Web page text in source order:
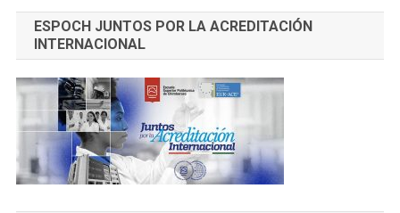
ESPOCH JUNTOS POR LA ACREDITACIÓN
INTERNACIONAL